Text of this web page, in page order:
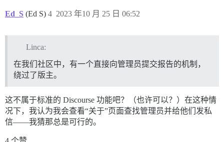
Ed_S (Ed S) 2023 年10 月 25 日 06:52
4
Linca:
在我们社区中，有一个直接向管理员提交报告的机制，
绕过了版主。
这不属于标准的 Discourse 功能吧？（也许可以？）在这种情
况下，我认为我会查看“关于”页面查找管理员并给他们发私
信——我猜那总是可行的。